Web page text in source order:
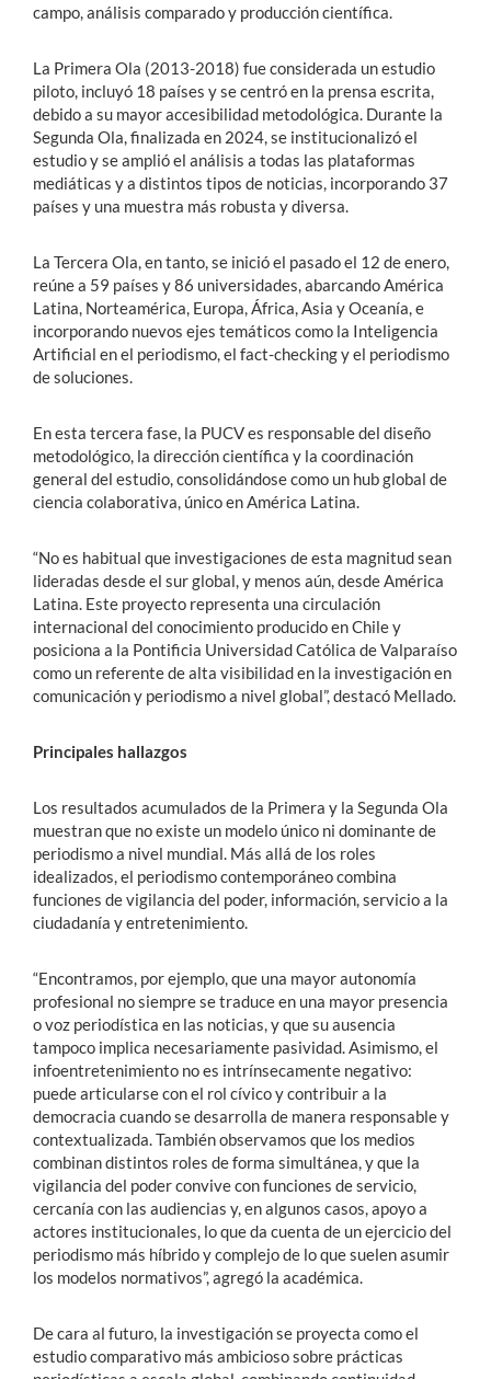
campo, análisis comparado y producción científica.
La Primera Ola (2013-2018) fue considerada un estudio
piloto, incluyó 18 países y se centró en la prensa escrita,
debido a su mayor accesibilidad metodológica. Durante la
Segunda Ola, finalizada en 2024, se institucionalizó el
estudio y se amplió el análisis a todas las plataformas
mediáticas y a distintos tipos de noticias, incorporando 37
países y una muestra más robusta y diversa.
La Tercera Ola, en tanto, se inició el pasado el 12 de enero,
reúne a 59 países y 86 universidades, abarcando América
Latina, Norteamérica, Europa, África, Asia y Oceanía, e
incorporando nuevos ejes temáticos como la Inteligencia
Artificial en el periodismo, el fact-checking y el periodismo
de soluciones.
En esta tercera fase, la PUCV es responsable del diseño
metodológico, la dirección científica y la coordinación
general del estudio, consolidándose como un hub global de
ciencia colaborativa, único en América Latina.
“No es habitual que investigaciones de esta magnitud sean
lideradas desde el sur global, y menos aún, desde América
Latina. Este proyecto representa una circulación
internacional del conocimiento producido en Chile y
posiciona a la Pontificia Universidad Católica de Valparaíso
como un referente de alta visibilidad en la investigación en
comunicación y periodismo a nivel global”, destacó Mellado.
Principales hallazgos
Los resultados acumulados de la Primera y la Segunda Ola
muestran que no existe un modelo único ni dominante de
periodismo a nivel mundial. Más allá de los roles
idealizados, el periodismo contemporáneo combina
funciones de vigilancia del poder, información, servicio a la
ciudadanía y entretenimiento.
“Encontramos, por ejemplo, que una mayor autonomía
profesional no siempre se traduce en una mayor presencia
o voz periodística en las noticias, y que su ausencia
tampoco implica necesariamente pasividad. Asimismo, el
infoentretenimiento no es intrínsecamente negativo:
puede articularse con el rol cívico y contribuir a la
democracia cuando se desarrolla de manera responsable y
contextualizada. También observamos que los medios
combinan distintos roles de forma simultánea, y que la
vigilancia del poder convive con funciones de servicio,
cercanía con las audiencias y, en algunos casos, apoyo a
actores institucionales, lo que da cuenta de un ejercicio del
periodismo más híbrido y complejo de lo que suelen asumir
los modelos normativos”, agregó la académica.
De cara al futuro, la investigación se proyecta como el
estudio comparativo más ambicioso sobre prácticas